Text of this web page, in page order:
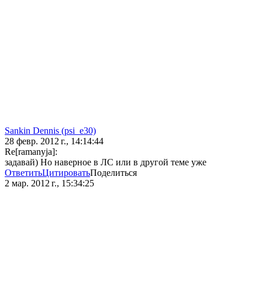
Sankin Dennis (psi_e30)
28 февр. 2012 г., 14:14:44
Re[ramanyja]:
задавай) Но наверное в ЛС или в другой теме уже
ОтветитьЦитироватьПоделиться
2 мар. 2012 г., 15:34:25